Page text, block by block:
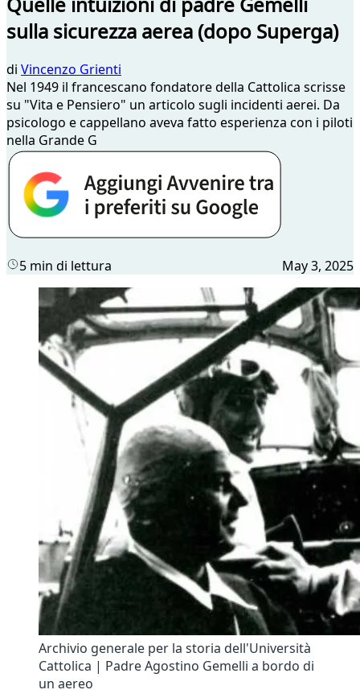
sulla sicurezza aerea (dopo Superga)
di Vincenzo Grienti
Nel 1949 il francescano fondatore della Cattolica scrisse
su "Vita e Pensiero" un articolo sugli incidenti aerei. Da
psicologo e cappellano aveva fatto esperienza con i piloti
nella Grande G
5 min di lettura May 3, 2025
Archivio generale per la storia dell'Università
Cattolica | Padre Agostino Gemelli a bordo di
un aereo